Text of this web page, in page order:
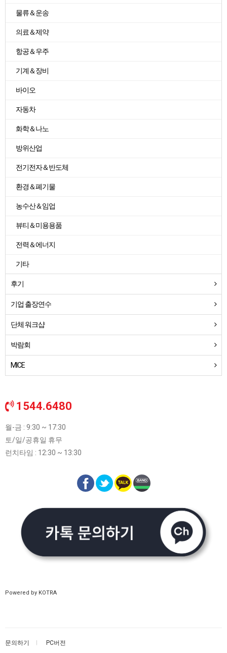
물류＆운송
의료＆제약
항공＆우주
기계＆장비
바이오
자동차
화학＆나노
방위산업
전기전자＆반도체
환경＆폐기물
농수산＆임업
뷰티＆미용용품
전력＆에너지
기타
후기
기업 출장연수
단체 워크샵
박람회
MICE
1544.6480
월-금 : 9:30 ~ 17:30
토/일/공휴일 휴무
런치타임 : 12:30 ~ 13:30
Powered by KOTRA
문의하기 PC버전